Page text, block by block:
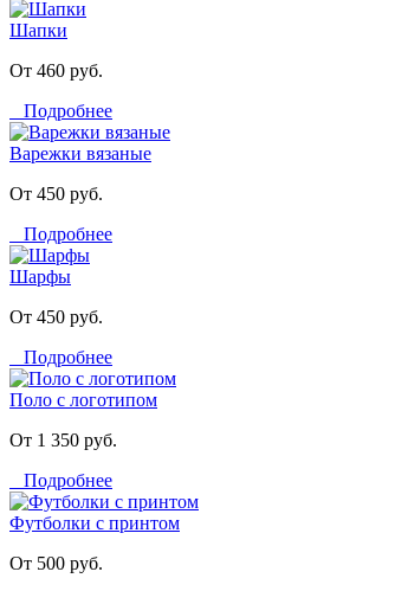
Шапки
От 460 руб.
Подробнее
Варежки вязаные
От 450 руб.
Подробнее
Шарфы
От 450 руб.
Подробнее
Поло с логотипом
От 1 350 руб.
Подробнее
Футболки с принтом
От 500 руб.